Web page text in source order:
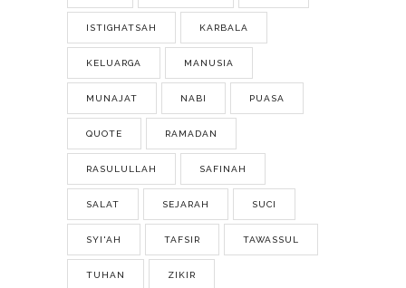
ISTIGHATSAH KARBALA
KELUARGA MANUSIA
MUNAJAT NABI PUASA
QUOTE RAMADAN
RASULULLAH SAFINAH
SALAT SEJARAH SUCI
SYI'AH TAFSIR TAWASSUL
TUHAN ZIKIR